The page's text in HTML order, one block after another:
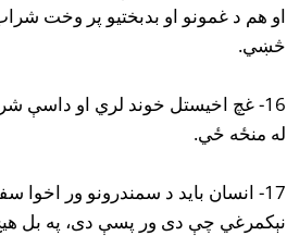
او هم د غمونو او بدبختیو پر وخت
څښي.
16- غچ اخیستل خوند لري او
له منځه ځي.
17- انسان باید د سمندرونو ور
نېکمرغي چې دی ور پسې دی، په بل